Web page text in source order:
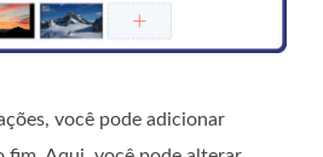
você pode adicionar